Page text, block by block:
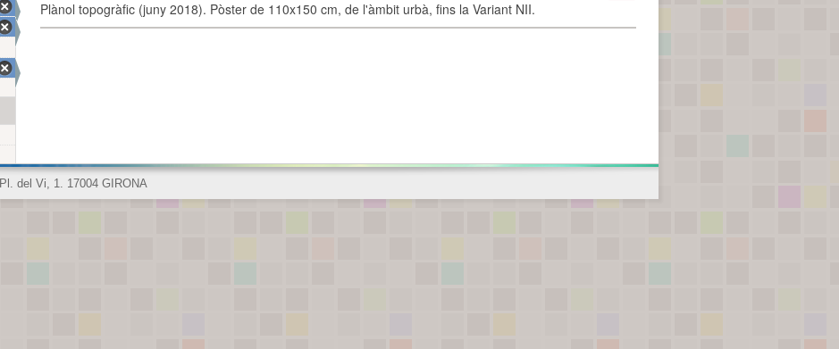
Plànol topogràfic (juny 2018). Pòster de 110x150 cm, de l'àmbit urbà, fins la Variant NII.
Pl. del Vi, 1. 17004 GIRONA